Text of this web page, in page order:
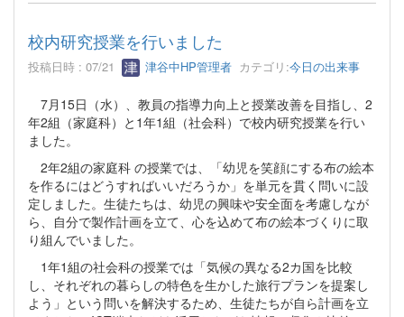
校内研究授業を行いました
投稿日時 : 07/21 津谷中HP管理者 カテゴリ:今日の出来事
7月15日（水）、教員の指導力向上と授業改善を目指し、2
年2組（家庭科）と1年1組（社会科）で校内研究授業を行い
ました。
2年2組の家庭科 の授業では、「幼児を笑顔にする布の絵本
を作るにはどうすればいいだろうか」を単元を貫く問いに設
定しました。生徒たちは、幼児の興味や安全面を考慮しなが
ら、自分で製作計画を立て、心を込めて布の絵本づくりに取
り組んでいました。
1年1組の社会科の授業では「気候の異なる2カ国を比較
し、それぞれの暮らしの特色を生かした旅行プランを提案し
よう」という問いを解決するため、生徒たちが自ら計画を立